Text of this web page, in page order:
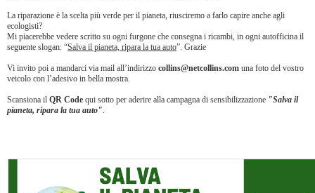
La riparazione è la scelta più verde per il pianeta, riusciremo a farlo capire anche agli
ecologisti?
Mi piacerebbe vedere scritto su ogni furgone che consegna i ricambi, in ogni autofficina il
seguente slogan: “Salva il pianeta, ripara la tua auto”. Grazie
Vi invito poi a mandarci via mail all’indirizzo collins@netcollins.com una foto del vostro
veicolo con l’adesivo in bella mostra.
Scansiona il QR Code qui sotto per aderire alla campagna di sensibilizzazione "Salva il
pianeta, ripara la tua auto".